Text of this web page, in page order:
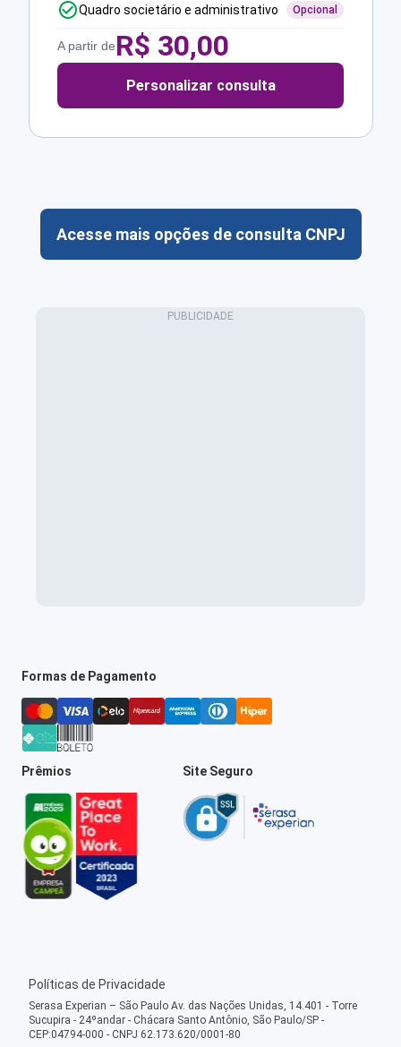
Quadro societário e administrativo Opcional
A partir deR$ 30,00
Personalizar consulta
Acesse mais opções de consulta CNPJ
Formas de Pagamento
Prêmios Site Seguro
Políticas de Privacidade
Serasa Experian – São Paulo Av. das Nações Unidas, 14.401 - Torre
Sucupira - 24ºandar - Chácara Santo Antônio, São Paulo/SP -
CEP:04794-000 - CNPJ 62.173.620/0001-80